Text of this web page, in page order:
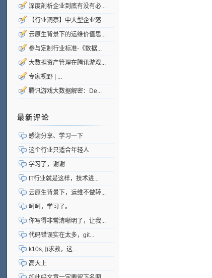
深度剖析企业到底有没有必...
【行业洞察】中大型企业落...
云原生背景下的运维价值思...
参与定制行业标准-《数据...
大数据资产管理在腾讯游戏...
专家视野 | ...
腾讯游戏大数据解密：De...
最新评论
感谢分享、学习一下
这个行业只适合年轻人
学习了，谢谢
IT行业就是这样，技术进...
云原生背景下，运维不做转...
呵呵，学习了。
你写得非常清晰明了，让我...
代码错误实在太多，git...
k10s, ])求救，这...
高大上